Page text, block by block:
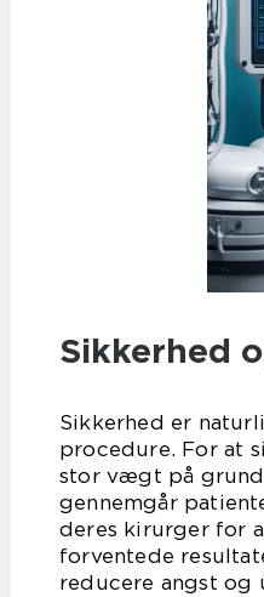
Sikkerhed
Sikkerhed er
procedure. For at
stor vægt på
gennemgår
deres kirurger for
forventede
reducere angst og